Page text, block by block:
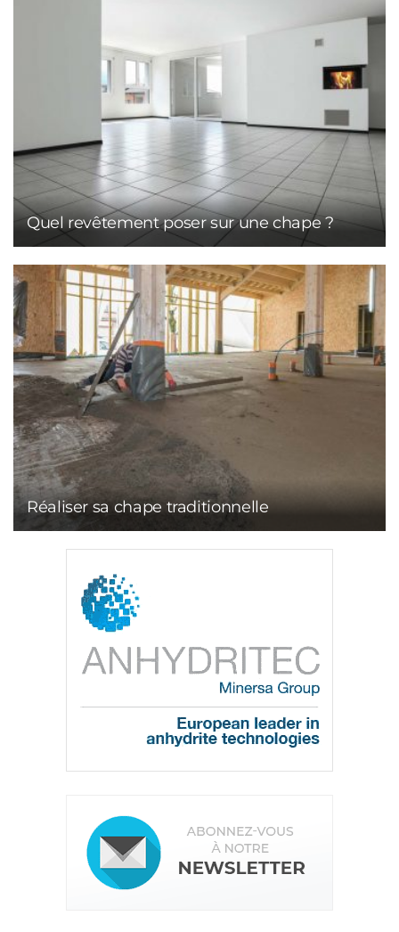
Quel revêtement poser sur une chape ?
Réaliser sa chape traditionnelle